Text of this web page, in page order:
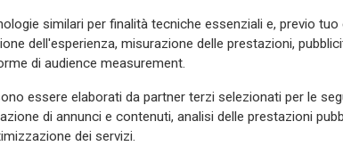
oltre ai tre già
prossimi 6 mesi
lavori relativi
a quella di
MSC passa alla nuova
generazione:
similari per finalità tecniche essenziali e, previo tuo
dell'esperienza, misurazione delle prestazioni,
di audience measurement.
essere elaborati da partner terzi selezionati per le
di annunci e contenuti, analisi delle prestazioni
dei servizi.